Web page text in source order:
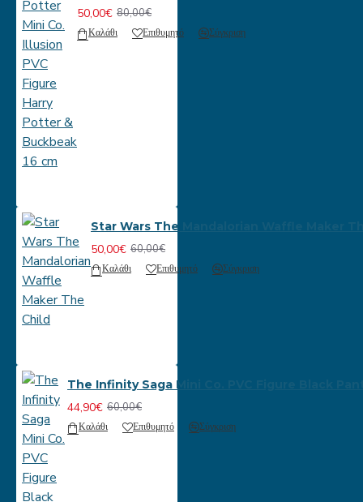
50,00€ 80,00€
Καλάθι Επιθυμητό Σύγκριση
Star Wars The Mandalorian Waffle Maker
50,00€ 60,00€
Καλάθι Επιθυμητό Σύγκριση
The Infinity Saga Mini Co. PVC Figure Black
44,90€ 60,00€
Καλάθι Επιθυμητό Σύγκριση